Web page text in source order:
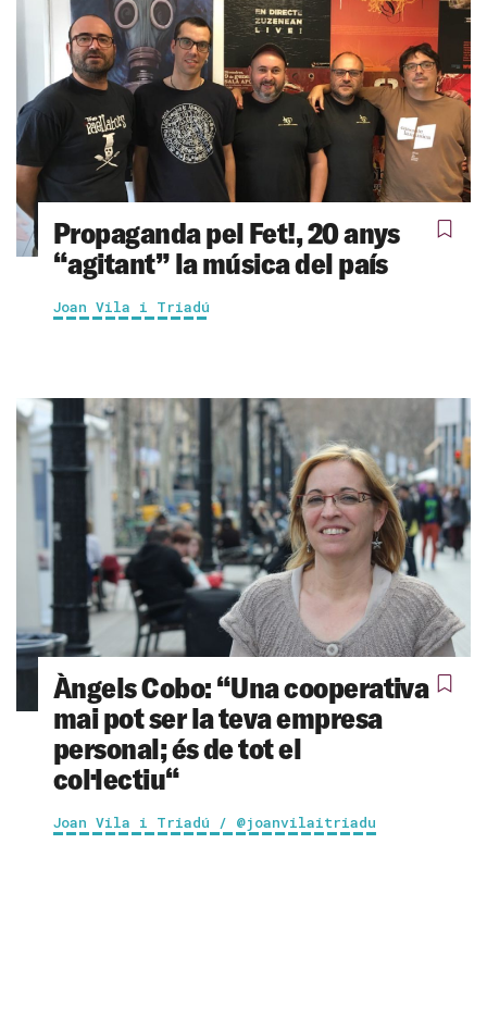
Propaganda pel Fet!, 20 anys
“agitant” la música del país
Joan Vila i Triadú
Àngels Cobo: “Una cooperativa
mai pot ser la teva empresa
personal; és de tot el
col·lectiu“
Joan Vila i Triadú / @joanvilaitriadu